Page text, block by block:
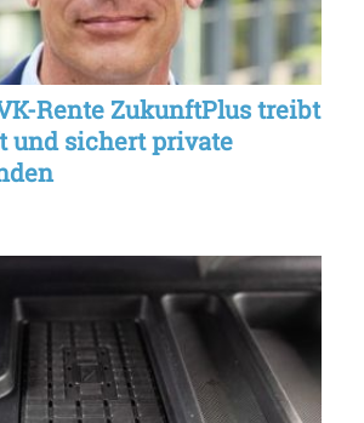
Rente ZukunftPlus treibt
und sichert private